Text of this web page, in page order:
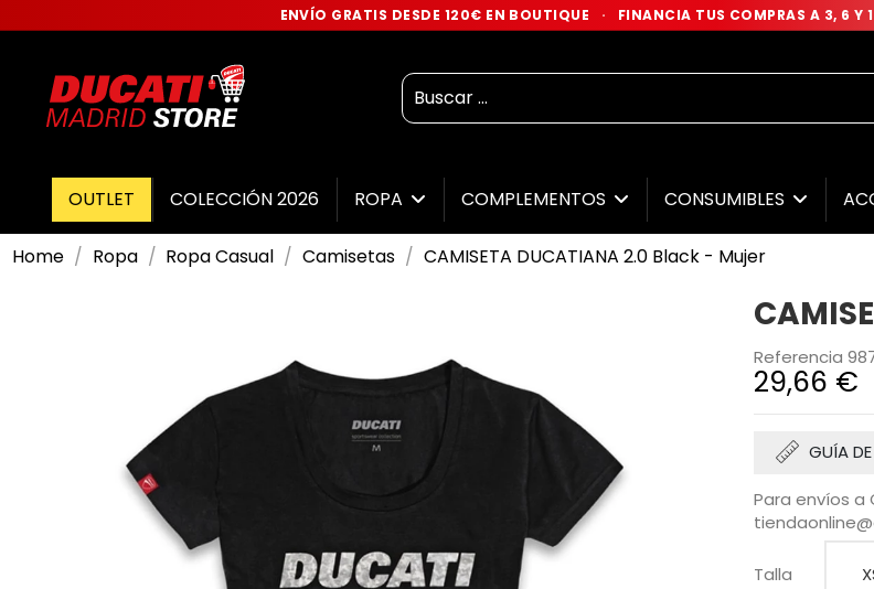
ENVÍO GRATIS DESDE 120€ EN BOUTIQUE · FINANCIA TUS COMPRAS A 3, 6 Y
OUTLET COLECCIÓN 2026 ROPA COMPLEMENTOS CONSUMIBLES
Home Ropa Ropa Casual Camisetas CAMISETA DUCATIANA 2.0 Black - Mujer
Referencia
29,66 €
GUÍA
Para envíos a
Talla